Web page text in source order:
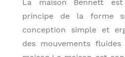
La maison Bennett
principe de la forme
conception simple et
des mouvements